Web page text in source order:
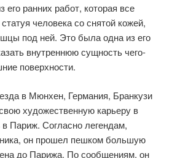
ранних работ, которая все
человека со снятой кожей,
под ней. Это была одна из его
внутреннюю сущность чего-
поверхности.
в Мюнхен, Германия, Бранкузи
художественную карьеру в
в Париж. Согласно легендам,
он прошел пешком большую
до Парижа. По сообщениям, он